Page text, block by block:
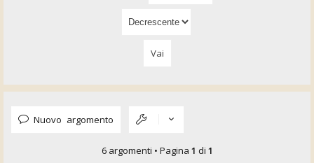
Nuovo argomento
6 argomenti • Pagina 1 di 1